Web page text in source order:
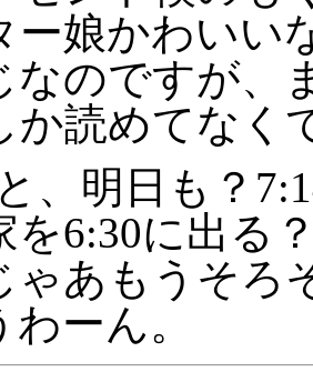
ー娘かわいい
なのですが、
か読めてなく
、明日も？
を6:30に出る
ゃあもうそろ
わーん。